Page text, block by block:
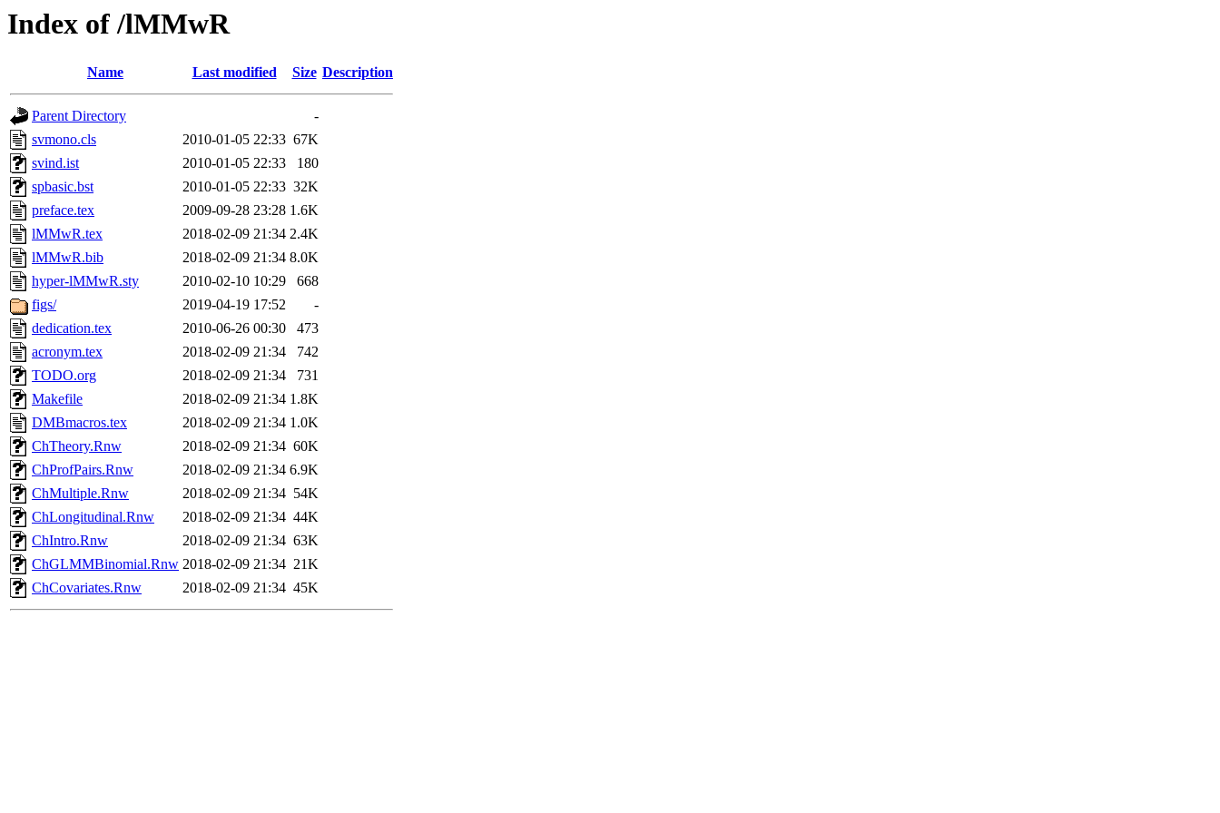
Index of /lMMwR
Name Last modified Size Description
Parent Directory
-
svmono.cls
2010-01-05 22:33 67K
svind.ist
2010-01-05 22:33
180
spbasic.bst
2010-01-05 22:33 32K
preface.tex
2009-09-28 23:28 1.6K
lMMwR.tex
2018-02-09 21:34 2.4K
lMMwR.bib
2018-02-09 21:34 8.0K
hyper-lMMwR.sty
2010-02-10 10:29
668
figs/
2019-04-19 17:52
-
dedication.tex
2010-06-26 00:30
473
acronym.tex
2018-02-09 21:34
742
TODO.org
2018-02-09 21:34
731
Makefile
2018-02-09 21:34 1.8K
DMBmacros.tex
2018-02-09 21:34 1.0K
ChTheory.Rnw
2018-02-09 21:34 60K
ChProfPairs.Rnw
2018-02-09 21:34 6.9K
ChMultiple.Rnw
2018-02-09 21:34 54K
ChLongitudinal.Rnw
2018-02-09 21:34 44K
ChIntro.Rnw
2018-02-09 21:34 63K
ChGLMMBinomial.Rnw 2018-02-09 21:34 21K
ChCovariates.Rnw
2018-02-09 21:34 45K